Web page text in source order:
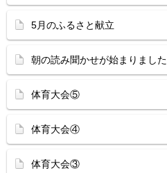
5月のふるさと献立
朝の読み聞かせが始まりました
体育大会⑤
体育大会④
体育大会③